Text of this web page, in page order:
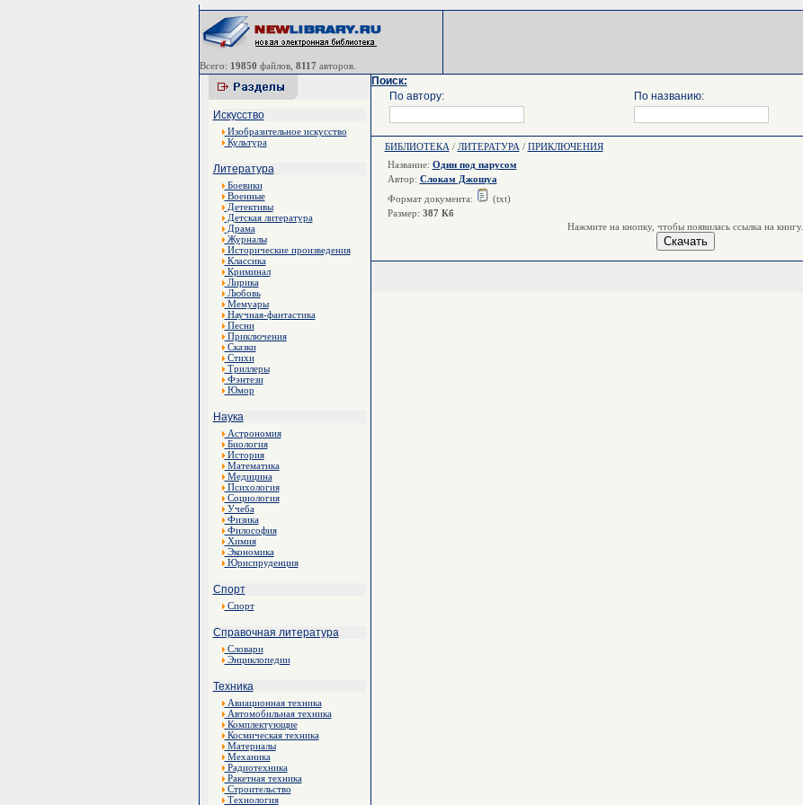
Всего: 19850 файлов, 8117 авторов.
Искусство
Изобразительное искусство
Культура
Литература
Боевики
Военные
Детективы
Детская литература
Драма
Журналы
Исторические произведения
Классика
Криминал
Лирика
Любовь
Мемуары
Научная-фантастика
Песни
Приключения
Сказки
Стихи
Триллеры
Фэнтези
Юмор
Наука
Астрономия
Биология
История
Математика
Медицина
Психология
Социология
Учеба
Физика
Философия
Химия
Экономика
Юриспруденция
Спорт
Спорт
Справочная литература
Словари
Энциклопедии
Техника
Авиационная техника
Автомобильная техника
Комплектующие
Космическая техника
Материалы
Механика
Радиотехника
Ракетная техника
Строительство
Технология
Поиск:
По автору:
По названию:
БИБЛИОТЕКА / ЛИТЕРАТУРА / ПРИКЛЮЧЕНИЯ
Название: Один под парусом
Автор: Слокам Джошуа
Формат документа:
(txt)
Размер: 387 Кб
Нажмите на кнопку, чтобы появилась ссылка на книгу.